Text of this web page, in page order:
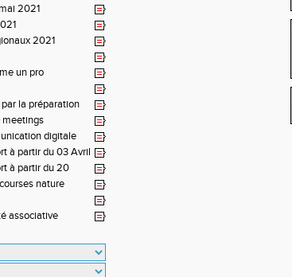
2021
2021
un pro
la préparation
meetings
digitale
à partir du 03 Avril
à partir du 20
nature
associative